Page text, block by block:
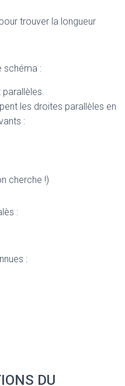
pour trouver la longueur
schéma :
parallèles.
les droites parallèles en
:
cherche !)
:
:
DU